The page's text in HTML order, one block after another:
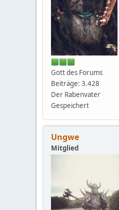
Gott des Forums
Beiträge: 3.428
Der Rabenvater
Gespeichert
Ungwe
Mitglied